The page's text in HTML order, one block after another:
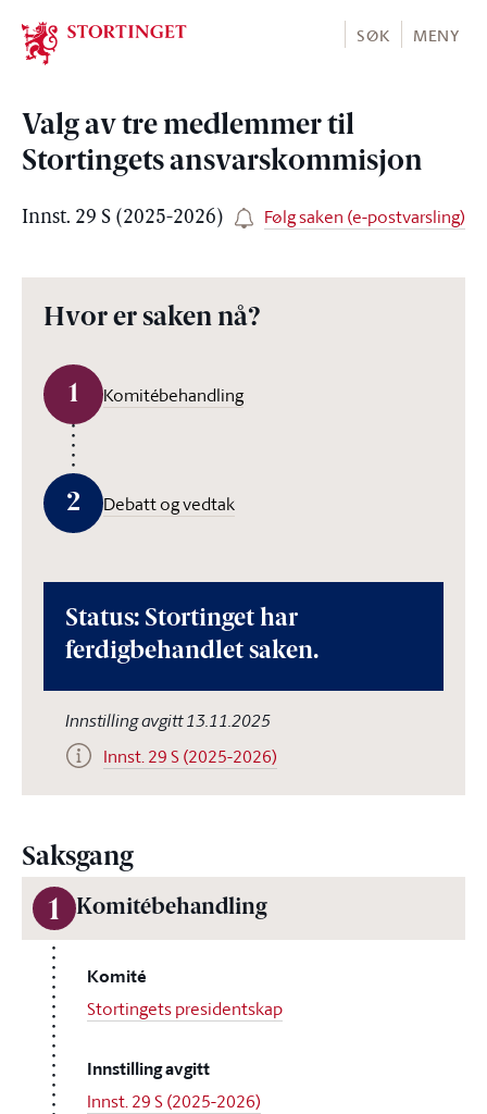
Stortinget.no
SØK MENY
Valg av tre medlemmer til
Stortingets ansvarskommisjon
Innst. 29 S (2025-2026) Følg saken (e-postvarsling)
Hvor er saken nå?
1 Komitébehandling
2 Debatt og vedtak
Status: Stortinget har
ferdigbehandlet saken.
Innstilling avgitt 13.11.2025
Innst. 29 S (2025-2026)
Saksgang
1 Komitébehandling
Komité
Stortingets presidentskap
Innstilling avgitt
Innst. 29 S (2025-2026)